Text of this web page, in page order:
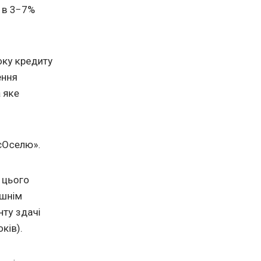
3−7%
кредиту
яке
здачі